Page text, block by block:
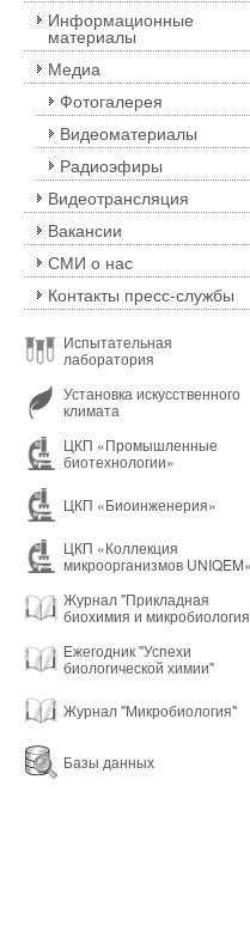
Информационные
материалы
Медиа
Фотогалерея
Видеоматериалы
Радиоэфиры
Видеотрансляция
Вакансии
СМИ о нас
Контакты пресс-службы
Испытательная
лаборатория
Установка искусственного
климата
ЦКП «Промышленные
биотехнологии»
ЦКП «Биоинженерия»
ЦКП «Коллекция
микроорганизмов UNIQEM»
Журнал "Прикладная
биохимия и
Ежегодник "Успехи
биологической химии"
Журнал "Микробиология"
Базы данных